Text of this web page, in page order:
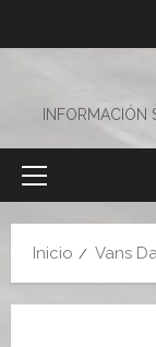
INFORMACIÓN
Menú
Inicio Vans